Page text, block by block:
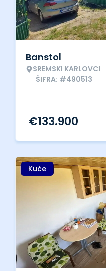
Banstol
SREMSKI KARLOVCI
ŠIFRA: #490513
€133.900
Kuće